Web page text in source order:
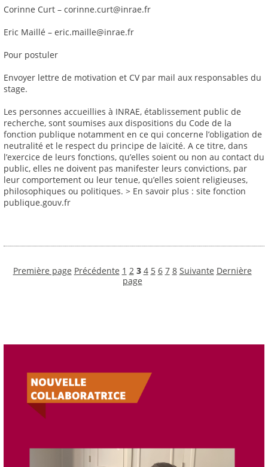
Corinne Curt – corinne.curt@inrae.fr
Eric Maillé – eric.maille@inrae.fr
Pour postuler
Envoyer lettre de motivation et CV par mail aux responsables du
stage.
Les personnes accueillies à INRAE, établissement public de
recherche, sont soumises aux dispositions du Code de la
fonction publique notamment en ce qui concerne l’obligation de
neutralité et le respect du principe de laïcité. A ce titre, dans
l’exercice de leurs fonctions, qu’elles soient ou non au contact du
public, elles ne doivent pas manifester leurs convictions, par
leur comportement ou leur tenue, qu’elles soient religieuses,
philosophiques ou politiques. > En savoir plus : site fonction
publique.gouv.fr
Première page Précédente 1 2 3 4 5 6 7 8 Suivante Dernière
page